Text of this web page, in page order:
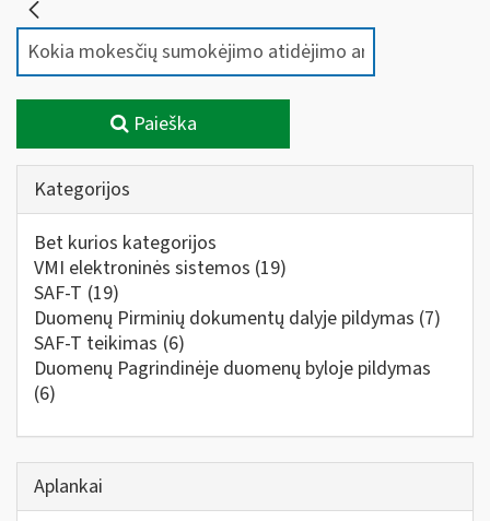
Paieška
Kategorijos
Bet kurios kategorijos
VMI elektroninės sistemos (19)
SAF-T (19)
Duomenų Pirminių dokumentų dalyje pildymas (7)
SAF-T teikimas (6)
Duomenų Pagrindinėje duomenų byloje pildymas
(6)
Aplankai